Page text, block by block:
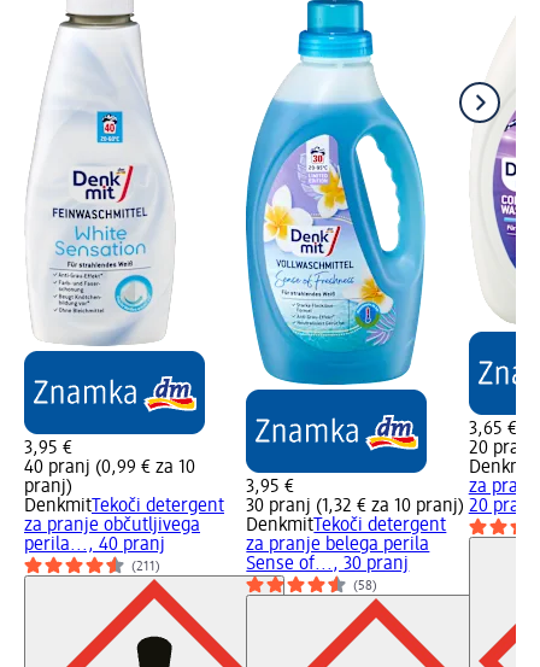
3,95 €
40 pranj (0,99 € za 10
pranj)
Denkmit Tekoči detergent
za pranje občutljivega
perila..., 40 pranj
(211)
3,95 €
30 pranj (1,32 € za 10 pranj)
Denkmit Tekoči detergent
za pranje belega perila
Sense of..., 30 pranj
(58)
3,65 €
20 pranj
Denkmit
za
20 pranj